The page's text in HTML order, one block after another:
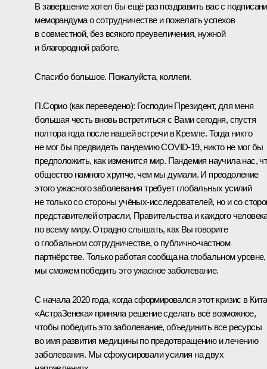
В завершение хотел бы ещё раз поздравить вас с
меморандума о сотрудничестве и пожелать успехов
в совместной, без всякого преувеличения, нужной
и благородной работе.
Спасибо большое. Пожалуйста, коллеги.
П.Сорио (как переведено): Господин Президент, для меня
большая честь вновь встретиться с Вами сегодня, спустя
полтора года после нашейвстречив Кремле. Тогда никто
не мог бы предвидеть пандемию COVID-19, никто не мог бы
предположить, как изменится мир. Пандемия научила нас,
общество намного хрупче, чем мы думали. И преодоление
этого ужасного заболевания требует глобальных усилий
не только со стороны учёных-исследователей, но и со
представителей отрасли, Правительства и каждого
по всему миру. Отрадно слышать, как Вы говорите
о глобальном сотрудничестве, о публично-частном
партнёрстве. Только работая сообща на глобальном уровне,
мы сможем победить это ужасное заболевание.
С начала 2020 года, когда сформировался этот кризис в
«АстраЗенека» приняла решение сделать всё возможное,
чтобы победить это заболевание, объединить все ресурсы
во имя развития медицины по предотвращению и лечению
заболевания. Мы сфокусировали усилия на двух